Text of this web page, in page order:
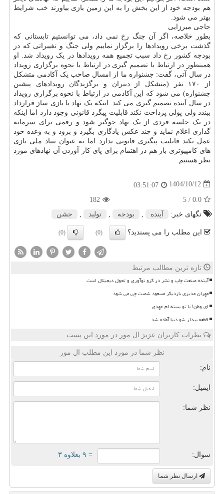
هم بودجه خود از این بخش را به این زمین بازی بیاورند خب شرایط
بهتر می شود.
حاجی میرزایی
بطور خلاصه، اگر آن جنگ رخ نمی داد، می توانستیم تابستانی که
گذشت برخی رویدادها را برگزار نماییم ولی جنگ و تغییراتی که در
بودجه کشور رخ داد سبب تجمیع همه رویدادها در یک رویداد شد. او
همینطور در ارتباط با تصمیم گیری در ارتباط با نحوه برگزاری رویداد
در سال آتی، گفت: جشنواره ما از امسال صاحب یک آکادمی متشکل
از ۱۷۰ نفر (متشکل از دبیران و برگزیدگان رویدادهای پیشین
جشنواره) می شود که این آکادمی در ارتباط با نحوه برگزاری رویداد
در سال آینده تصمیم گیری می کند. اینکه یک نهاد با بازی ساز قرارداد
ببندد ولی پولی پرداخت نکند قابلیت پیگرد قانونی وجود دارد اما اینکه
در یک جلسه فردی از یک نهاد جوگیر شود و رقمی برای سرمایه
گذاری اعلام نماید و چند عکس یادگاری بگیرد و برود و به وعده خود
عمل نکند قابلیت پیگیری قانونی ندارد اما به عنوان بنیاد ملی بازی
های کامپیوتری باز هم در اهتمام برای پای کار آوردن آن نهادهای مورد
نظر هستیم.
1404/10/12
03:51:07
0.0
/ 5
182
تگهای خبر:
آینده بودجه تولید جشن
این مطلب را می پسندید؟ (0)
(0)
تازه ترین مطالب مرتبط
آینده صنعت چاپ و نشر در گرو نوآوری و تحول دیجیتال است
مهران مدیری باردیگر مسعود شصت چی می شود
ای وطن! با تو بسته ام عهدی
قطعه بیدار شو دنیا آماده شد
نظرات کاربران عزیز ال مور در مورد این پست
نظر شما در مورد این مطلب ال مور
نام:
ایمیل:
نظر شما:
سوال: = ۹ بعلاوه ۳
ارسال نظر شما